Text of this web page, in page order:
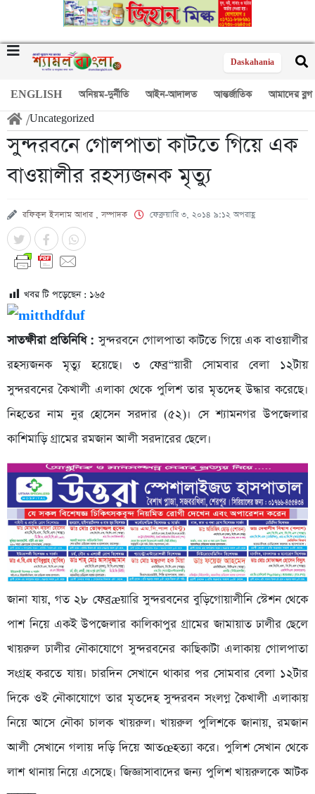
Daskahania
ENGLISH অনিয়ম-দুর্নীতি আইন-আদালত আন্তর্জাতিক আমাদের ব্লগ
/Uncategorized
সুন্দরবনে গোলপাতা কাটতে গিয়ে এক
বাওয়ালীর রহস্যজনক মৃত্যু
রফিকুল ইসলাম আধার , সম্পাদক ফেব্রুয়ারি ৩, ২০১৪ ৯:১২ অপরাহ্ণ
খবর টি পড়েছেন : ১৬৫
সাতক্ষীরা প্রতিনিধি : সুন্দরবনে গোলপাতা কাটতে গিয়ে এক বাওয়ালীর
রহস্যজনক মৃত্যু হয়েছে। ৩ ফেব্র“য়ারী সোমবার বেলা ১২টায়
সুন্দরবনের কৈখালী এলাকা থেকে পুলিশ তার মৃতদেহ উদ্ধার করেছে।
নিহতের নাম নুর হোসেন সরদার (৫২)। সে শ্যামনগর উপজেলার
কাশিমাড়ি গ্রামের রমজান আলী সরদারের ছেলে।
জানা যায়, গত ২৮ ফেব্রæয়ারি সুন্দরবনের বুড়িগোয়ালীনি স্টেশন থেকে
পাশ নিয়ে একই উপজেলার কালিকাপুর গ্রামের জামায়াত ঢালীর ছেলে
খায়রুল ঢালীর নৌকাযোগে সুন্দরবনের কাছিকাটা এলাকায় গোলপাতা
সংগ্রহ করতে যায়। চারদিন সেখানে থাকার পর সোমবার বেলা ১২টার
দিকে ওই নৌকাযোগে তার মৃতদেহ সুন্দরবন সংলগ্ন কৈখালী এলাকায়
নিয়ে আসে নৌকা চালক খায়রুল। খায়রুল পুলিশকে জানায়, রমজান
আলী সেখানে গলায় দড়ি দিয়ে আতœহত্যা করে। পুলিশ সেখান থেকে
লাশ থানায় নিয়ে এসেছে। জিজ্ঞাসাবাদের জন্য পুলিশ খায়রুলকে আটক